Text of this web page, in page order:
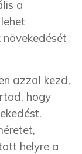
a
azzal kezd,
hogy
helyre a